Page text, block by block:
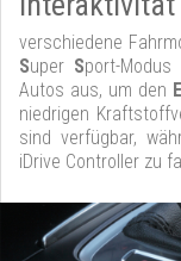
verschiedene
Super Sport-
Autos aus, um den E
niedrigen
sind verfügbar,
iDrive Controller zu